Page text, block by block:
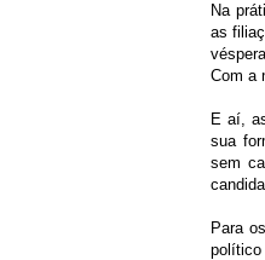
Na
as
Com a
E aí,
sua
sem
Para